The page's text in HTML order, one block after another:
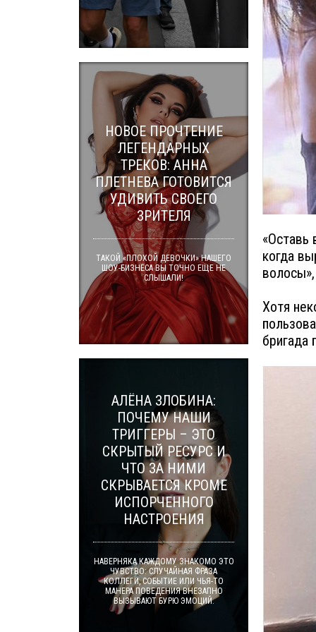
«Оставь
когда
Хотя
бригада
НОВОЕ ПРОЧТЕНИЕ
ЛЕГЕНДАРНЫХ
ТРЕКОВ: АННА
ПЛЕТНЕВА ГОТОВИТСЯ
УДИВИТЬ СВОЕГО
ЗРИТЕЛЯ
ТАКОЙ «ПЛОХОЙ ДЕВОЧКИ» НАШЕГО
ШОУ-БИЗНЕСА ВЫ ТОЧНО ЕЩЕ НЕ
СЛЫШАЛИ!
АЛЁНА ЗЛОБИНА:
ПОЧЕМУ НАШИ
ТРИГГЕРЫ – ЭТО
СКРЫТЫЙ РЕСУРС И
ЧТО ЗА НИМИ
СКРЫВАЕТСЯ КРОМЕ
ИСПОРЧЕННОГО
НАСТРОЕНИЯ
НАВЕРНЯКА КАЖДОМУ ЗНАКОМО ЭТО
ЧУВСТВО: СЛУЧАЙНАЯ ФРАЗА
КОЛЛЕГИ, СОБЫТИЕ ИЛИ ЧЬЯ-ТО
МАНЕРА ПОВЕДЕНИЯ ВНЕЗАПНО
ВЫЗЫВАЮТ БУРЮ ЭМОЦИЙ.